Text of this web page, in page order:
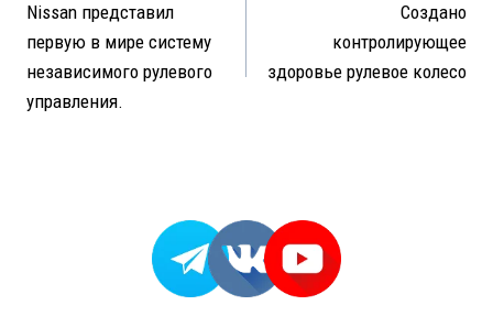
по
записям
Nissan представил
первую в мире систему
независимого рулевого
управления.
Создано
контролирующее
здоровье рулевое колесо